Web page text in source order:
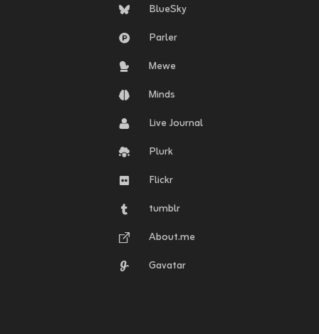
BlueSky
Parler
Mewe
Minds
Live Journal
Plurk
Flickr
tumblr
About.me
Gavatar